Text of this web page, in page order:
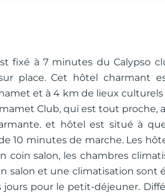
fixé à 7 minutes du Calypso
place. Cet hôtel charmant
et à 4 km de lieux culturels
Club, qui est tout proche,
et hôtel est situé à
10 minutes de marche. Les
coin salon, les chambres
salon et une climatisation sont
pour le petit-déjeuner.